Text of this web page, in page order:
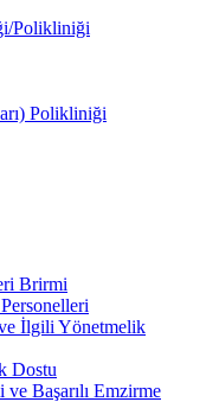
Polikliniği
Polikliniği
Brirmi
İlgili Yönetmelik
Dostu
Başarılı Emzirme